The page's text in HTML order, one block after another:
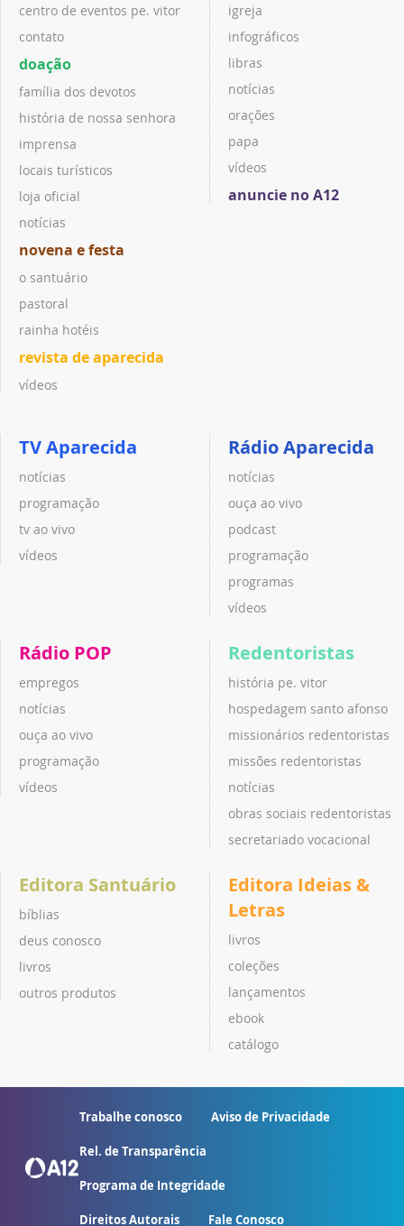
centro de eventos pe. vitor
contato
doação
família dos devotos
história de nossa senhora
imprensa
locais turísticos
loja oficial
notícias
novena e festa
o santuário
pastoral
rainha hotéis
revista de aparecida
vídeos
igreja
infográficos
libras
notícias
orações
papa
vídeos
anuncie no A12
TV Aparecida
notícias
programação
tv ao vivo
vídeos
Rádio Aparecida
notícias
ouça ao vivo
podcast
programação
programas
vídeos
Rádio POP
empregos
notícias
ouça ao vivo
programação
vídeos
Redentoristas
história pe. vitor
hospedagem santo afonso
missionários redentoristas
missões redentoristas
notícias
obras sociais redentoristas
secretariado vocacional
Editora Santuário
bíblias
deus conosco
livros
outros produtos
Editora Ideias &
Letras
livros
coleções
lançamentos
ebook
catálogo
Trabalhe conosco Aviso de Privacidade
Rel. de Transparência
Programa de Integridade
Direitos Autorais Fale Conosco